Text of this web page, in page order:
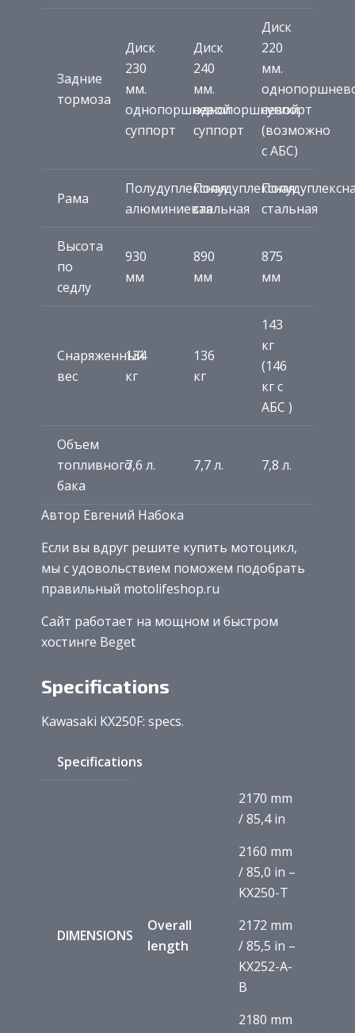
Задние
тормоза
Диск
230
мм.
однопоршневой
суппорт
Диск
240
мм.
однопоршневой
суппорт
Диск
220
мм.
суппорт
(возможно
с АБС)
Рама
Полудуплексная
алюминиевая
Полудуплексная
стальная
стальная
Высота
по
седлу
930
мм
890
мм
875
мм
Снаряженный
вес
134
кг
136
кг
143
кг
(146
кг с
АБС )
Объем
топливного
бака
7,6 л. 7,7 л. 7,8 л.
Автор Евгений Набока
Если вы вдруг решите купить мотоцикл,
мы с удовольствием поможем подобрать
правильный motolifeshop.ru
Сайт работает на мощном и быстром
хостинге Beget
Specifications
Kawasaki KX250F: specs.
Specifications
DIMENSIONS
Overall
length
2170 mm
/ 85,4 in
2160 mm
/ 85,0 in –
KX250-T
2172 mm
/ 85,5 in –
KX252-A-
B
2180 mm